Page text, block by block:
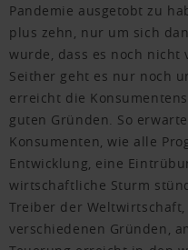
Pandemie ausgetobt zu
plus zehn, nur um sich
wurde, dass es noch nicht
Seither geht es nur noch
erreicht die
guten Gründen. So
Konsumenten, wie alle
Entwicklung, eine
wirtschaftliche Sturm
Treiber der Weltwirtschaft,
verschiedenen Gründen,